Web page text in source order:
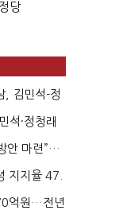
당
, 김민석-정
석·정청래
안 마련”…
지지율 47.
억원…전년